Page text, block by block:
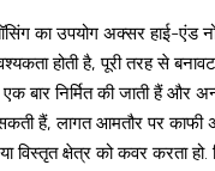
का उपयोग अक्सर हाई-एंड
होती है, पूरी तरह से
बार निर्मित की जाती हैं और
हैं, लागत आमतौर पर काफी
विस्तृत क्षेत्र को कवर करता